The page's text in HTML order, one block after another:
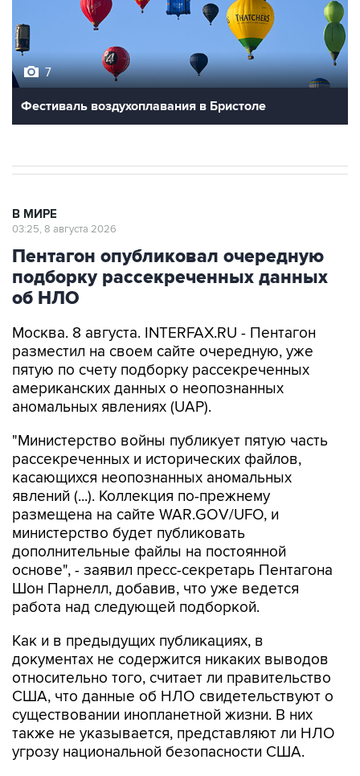
7
Фестиваль воздухоплавания в Бристоле
В МИРЕ
03:25, 8 августа 2026
Пентагон опубликовал очередную
подборку рассекреченных данных
об НЛО
Москва. 8 августа. INTERFAX.RU - Пентагон
разместил на своем сайте очередную, уже
пятую по счету подборку рассекреченных
американских данных о неопознанных
аномальных явлениях (UAP).
"Министерство войны публикует пятую часть
рассекреченных и исторических файлов,
касающихся неопознанных аномальных
явлений (...). Коллекция по-прежнему
размещена на сайте WAR.GOV/UFO, и
министерство будет публиковать
дополнительные файлы на постоянной
основе", - заявил пресс-секретарь Пентагона
Шон Парнелл, добавив, что уже ведется
работа над следующей подборкой.
Как и в предыдущих публикациях, в
документах не содержится никаких выводов
относительно того, считает ли правительство
США, что данные об НЛО свидетельствуют о
существовании инопланетной жизни. В них
также не указывается, представляют ли НЛО
угрозу национальной безопасности США.